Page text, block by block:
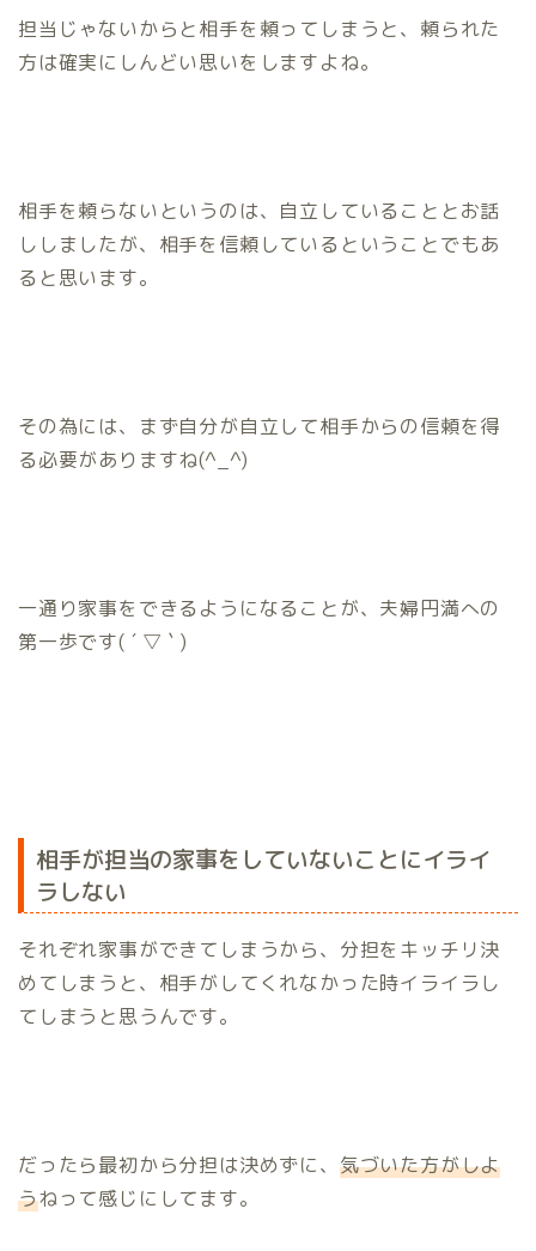
担当じゃないからと相手を頼ってしまうと、頼られた
方は確実にしんどい思いをしますよね。
相手を頼らないというのは、自立していることとお話
ししましたが、相手を信頼しているということでもあ
ると思います。
その為には、まず自分が自立して相手からの信頼を得
る必要がありますね(^_^)
一通り家事をできるようになることが、夫婦円満への
第一歩です( ´ ▽ ` )
相手が担当の家事をしていないことにイライ
ラしない
それぞれ家事ができてしまうから、分担をキッチリ決
めてしまうと、相手がしてくれなかった時イライラし
てしまうと思うんです。
だったら最初から分担は決めずに、 気づいた方がしよ
うねって感じにしてます。